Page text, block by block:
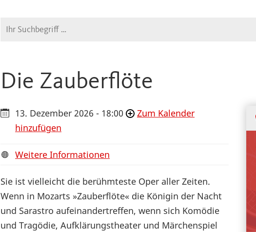
Suche
Die Zauberflöte
13. Dezember 2026 - 18:00
Zum Kalender
hinzufügen
Weitere Informationen
Sie ist vielleicht die berühmteste Oper aller Zeiten.
Wenn in Mozarts »Zauberflöte« die Königin der Nacht
und Sarastro aufeinandertreffen, wenn sich Komödie
und Tragödie, Aufklärungstheater und Märchenspiel